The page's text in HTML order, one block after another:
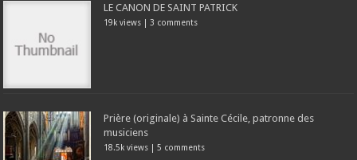
LE CANON DE SAINT PATRICK
19k views | 3 comments
Prière (originale) à Sainte Cécile, patronne des
musiciens
18.5k views |5 comments